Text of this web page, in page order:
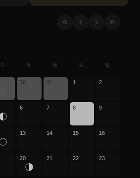
수 목 금 토 일
30 31 1 2
6 7 8 9
13 14 15 16
20 21 22 23